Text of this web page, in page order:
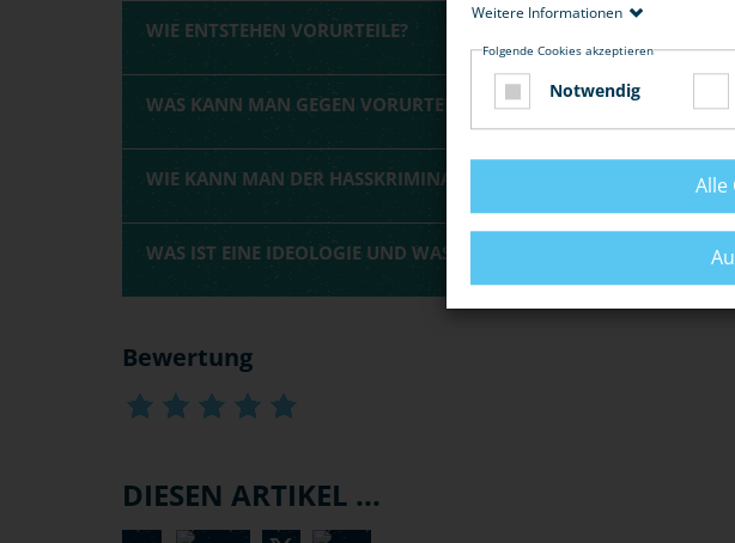
WIE ENTSTEHEN VORURTEILE?
WAS KANN MAN GEGEN VORURTEILE TUN?
WIE KANN MAN DER HASSKRIMINALITÄT VORBEUGEN?
WAS IST EINE IDEOLOGIE UND WAS KANN SIE BEWIRKEN?
Bewertung
DIESEN ARTIKEL ...
Weitere Informationen
Folgende Cookies akzeptieren
Notwendig
Alle